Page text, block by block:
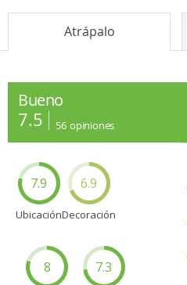
Atrápalo
Bueno
7.5 56 opiniones
7.9
Ubicación
6.9
Decoración
8 7.3